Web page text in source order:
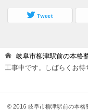
Tweet
岐阜市柳津駅前の本格
工事中です。しばらくお待
© 2016 岐阜市柳津駅前の本格